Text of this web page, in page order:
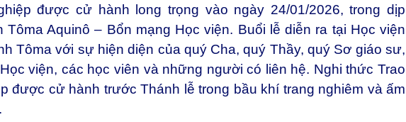
được cử hành long trọng vào ngày 24/01/2026, trong dịp
Tôma Aquinô – Bổn mạng Học viện. Buổi lễ diễn ra tại Học viện
Tôma với sự hiện diện của quý Cha, quý Thầy, quý Sơ giáo sư,
viện, các học viên và những người có liên hệ. Nghi thức Trao
được cử hành trước Thánh lễ trong bầu khí trang nghiêm và ấm